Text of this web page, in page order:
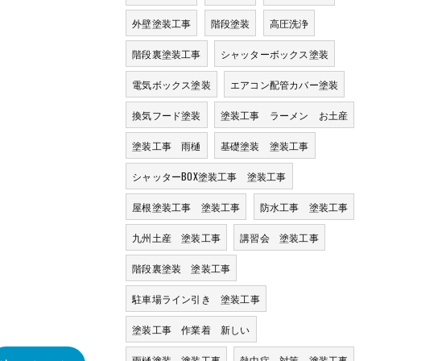
外壁塗装工事 階段塗装 高圧洗浄
階段裏塗装工事 シャッターボックス塗装
電気ボックス塗装 エアコン配管カバー塗装
換気フード塗装 塗装工事 ラーメン お土産
塗装工事 雨樋 基礎塗装 塗装工事
シャッターBOX塗装工事 塗装工事
屋根塗装工事 塗装工事 防水工事 塗装工事
九州土産 塗装工事 講習会 塗装工事
階段裏塗装 塗装工事
駐車場ライン引き 塗装工事
塗装工事 作業着 新しい